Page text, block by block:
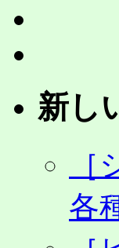
新し
各